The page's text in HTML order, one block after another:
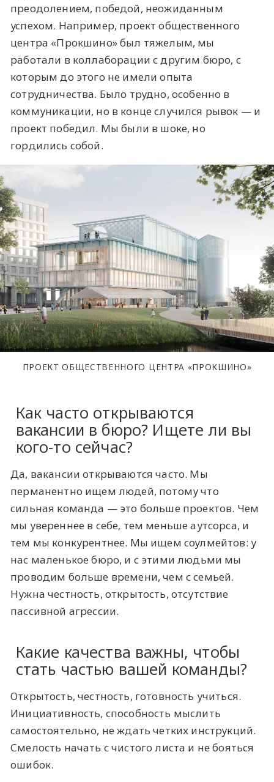
преодолением, победой, неожиданным
успехом. Например, проект общественного
центра «Прокшино» был тяжелым, мы
работали в коллаборации с другим бюро, с
которым до этого не имели опыта
сотрудничества. Было трудно, особенно в
коммуникации, но в конце случился рывок — и
проект победил. Мы были в шоке, но
гордились собой.
ПРОЕКТ ОБЩЕСТВЕННОГО ЦЕНТРА «ПРОКШИНО»
Как часто открываются
вакансии в бюро? Ищете ли вы
кого-то сейчас?
Да, вакансии открываются часто. Мы
перманентно ищем людей, потому что
сильная команда — это больше проектов. Чем
мы увереннее в себе, тем меньше аутсорса, и
тем мы конкурентнее. Мы ищем соулмейтов: у
нас маленькое бюро, и с этими людьми мы
проводим больше времени, чем с семьей.
Нужна честность, открытость, отсутствие
пассивной агрессии.
Какие качества важны, чтобы
стать частью вашей команды?
Открытость, честность, готовность учиться.
Инициативность, способность мыслить
самостоятельно, не ждать четких инструкций.
Смелость начать с чистого листа и не бояться
ошибок.